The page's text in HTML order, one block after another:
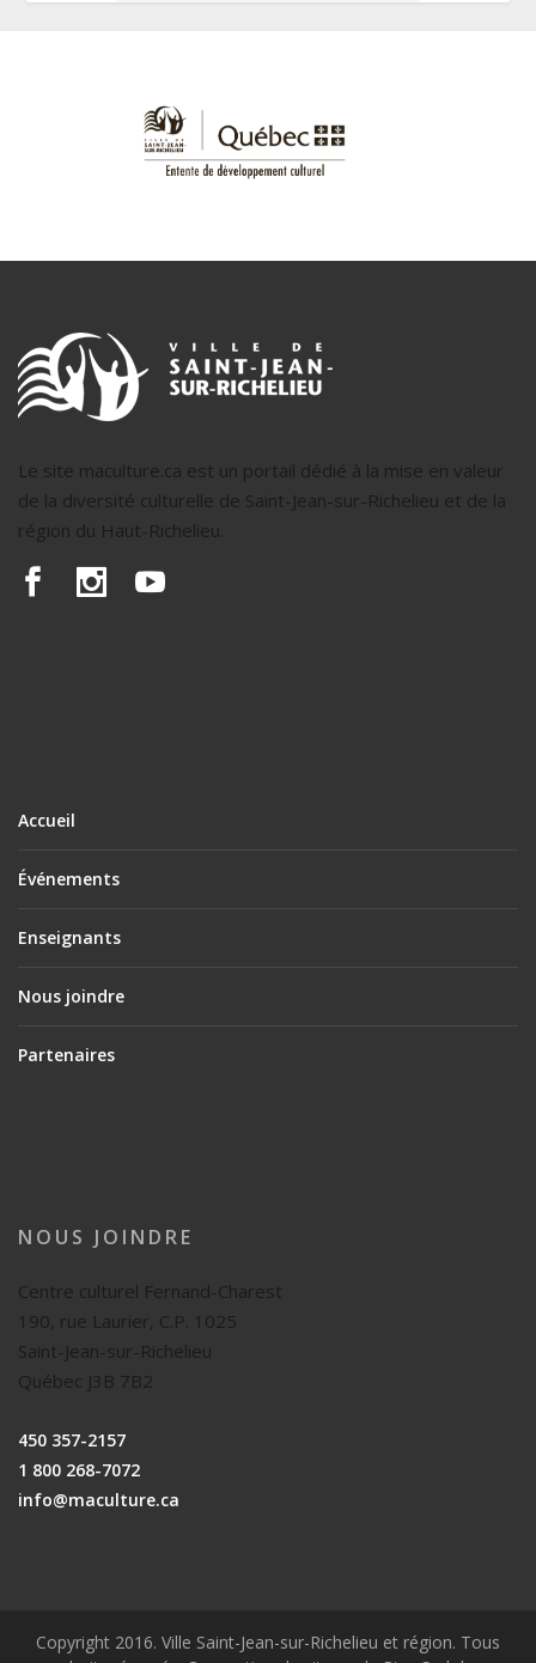
Le site maculture.ca est un portail dédié à la mise en valeur
de la diversité culturelle de Saint-Jean-sur-Richelieu et de la
région du Haut-Richelieu.
Accueil
Événements
Enseignants
Nous joindre
Partenaires
NOUS JOINDRE
Centre culturel Fernand-Charest
190, rue Laurier, C.P. 1025
Saint-Jean-sur-Richelieu
Québec J3B 7B2
450 357-2157
1 800 268-7072
info@maculture.ca
Copyright 2016. Ville Saint-Jean-sur-Richelieu et région. Tous